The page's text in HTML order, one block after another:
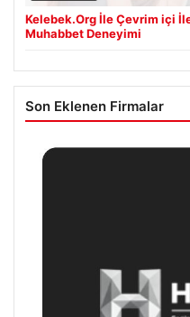
Kelebek.Org İle Çevrim içi
Muhabbet Deneyimi
Son Eklenen Firmalar